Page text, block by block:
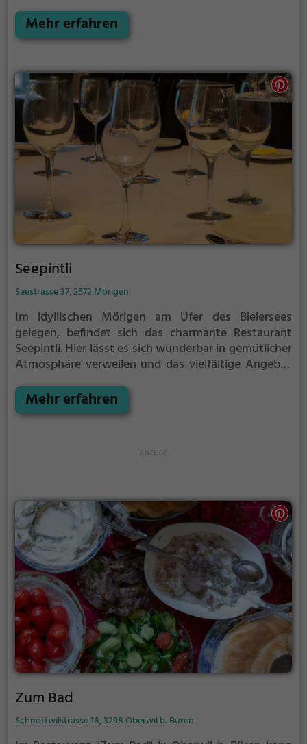
neue kulinarische Genüsse zu entdecken. Zusätzlich
kann man hier auch einen ausgiebigen Brunch
Atmosphäre, spüre das einladende Ambiente und
probiere das abwechslungsreiche Speisen- und
Getränke-Angebot im Migros Restaurant.
Mehr erfahren
Seepintli
Seestrasse 37, 2572 Mörigen
Im idyllischen Mörigen am Ufer des Bielersees
gelegen, befindet sich das charmante Restaurant
Seepintli. Hier lässt es sich wunderbar in gemütlicher
Atmosphäre verweilen und das vielfältige Angebot
Gerichte bevorzugt, hier wird man garantiert fündig.
Auch für Frühstücksliebhaber bietet das Seepintli
Mehr erfahren
Zum Bad
Schnottwilstrasse 18, 3298 Oberwil b. Büren